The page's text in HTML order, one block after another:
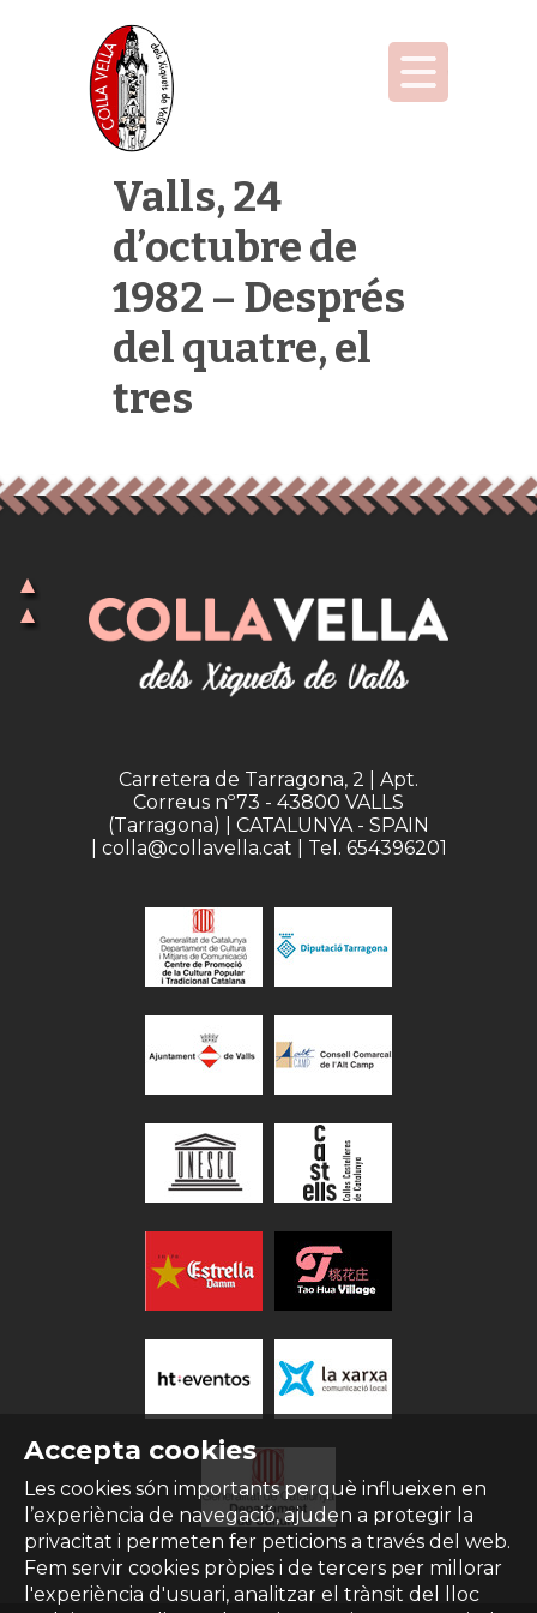
Valls, 24
d’octubre de
1982 – Després
del quatre, el
tres
Accepta cookies
Les cookies són importants perquè influeixen en
l’experiència de navegació, ajuden a protegir la
privacitat i permeten fer peticions a través del web.
Fem servir cookies pròpies i de tercers per millorar
l'experiència d'usuari, analitzar el trànsit del lloc
Carretera de Tarragona, 2 | Apt.
Correus nº73 - 43800 VALLS
(Tarragona) | CATALUNYA - SPAIN
| colla@collavella.cat | Tel. 654396201